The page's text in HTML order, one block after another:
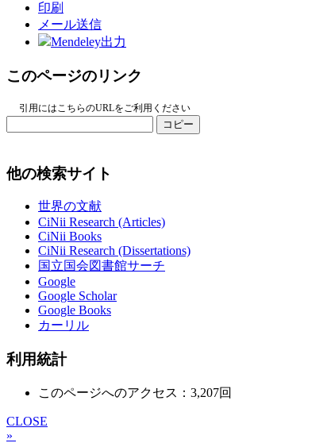
印刷
メール送信
Mendeley出力
このページのリンク
引用にはこちらのURLをご利用ください
コピー
他の検索サイト
世界の文献
CiNii Research (Articles)
CiNii Books
CiNii Research (Dissertations)
国立国会図書館サーチ
Google
Google Scholar
Google Books
カーリル
利用統計
このページへのアクセス：3,207回
CLOSE
»